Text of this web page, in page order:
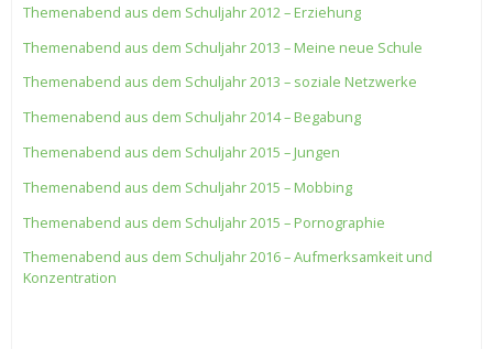
Themenabend aus dem Schuljahr 2012 – Erziehung
Themenabend aus dem Schuljahr 2013 – Meine neue Schule
Themenabend aus dem Schuljahr 2013 – soziale Netzwerke
Themenabend aus dem Schuljahr 2014 – Begabung
Themenabend aus dem Schuljahr 2015 – Jungen
Themenabend aus dem Schuljahr 2015 – Mobbing
Themenabend aus dem Schuljahr 2015 – Pornographie
Themenabend aus dem Schuljahr 2016 – Aufmerksamkeit und
Konzentration